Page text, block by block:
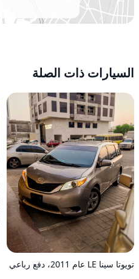
السيارات ذات الصلة
تويوتا سينا LE عام 2011، دفع رباعي